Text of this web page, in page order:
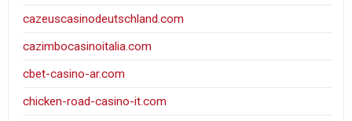
cazeuscasinodeutschland.com
cazimbocasinoitalia.com
cbet-casino-ar.com
chicken-road-casino-it.com